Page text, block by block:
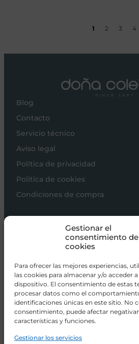
Gestionar el
consentimiento de
cookies
Para ofrecer las mejores experiencias,
las cookies para almacenar y/o acceder
dispositivo. El consentimiento de estas
procesar datos como el
identificaciones únicas en este sitio. No
consentimiento, puede afectar
características y funciones.
Gestionar los servicios
1 2 3 4
Blog
Contacto
Servicio técnico
Aviso legal
Política de privacidad
Política de cookies
Condiciones de compra
Carros de bebé
Sillas de paseo
Alimentación
Hogar
Viajar
info@donacoletas.com
+34 91 626 62 75